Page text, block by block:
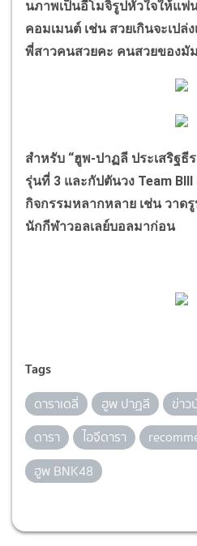
นภาพเป็นอีโมจิรูปหัวใจให้แ
คอมเมนต์ เช่น สวยเกินจะเปล่ง
พี่สาวคนสวยคะ คนสวยของมั
สำหรับ “ฮูพ-ปาฏลี ประเสริฐธี
รุ่นที่ 3 และกัปตันวง Team BIII
กิจกรรมหลากหลาย เช่น วาด
นักกีฬาวอลเลย์บอลมาก่อน
Tags
ดาราเดลี่ ฮูพ ปาฏลี ข่าว
ดารา
ไอจีดารา
ฮูพ BNK48